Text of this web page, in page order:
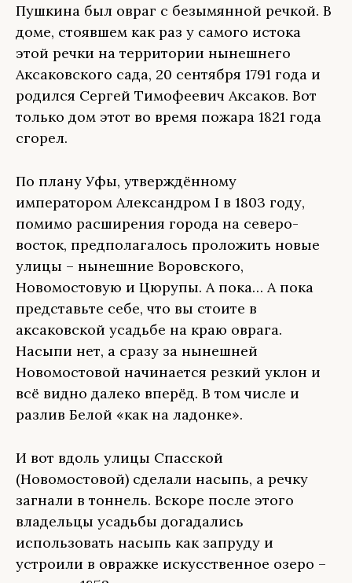
Пушкина был овраг с безымянной речкой. В
доме, стоявшем как раз у самого истока
этой речки на территории нынешнего
Аксаковского сада, 20 сентября 1791 года и
родился Сергей Тимофеевич Аксаков. Вот
только дом этот во время пожара 1821 года
сгорел.
По плану Уфы, утверждённому
императором Александром I в 1803 году,
помимо расширения города на северо-
восток, предполагалось проложить новые
улицы – нынешние Воровского,
Новомостовую и Цюрупы. А пока… А пока
представьте себе, что вы стоите в
аксаковской усадьбе на краю оврага.
Насыпи нет, а сразу за нынешней
Новомостовой начинается резкий уклон и
всё видно далеко вперёд. В том числе и
разлив Белой «как на ладонке».
И вот вдоль улицы Спасской
(Новомостовой) сделали насыпь, а речку
загнали в тоннель. Вскоре после этого
владельцы усадьбы догадались
использовать насыпь как запруду и
устроили в овражке искусственное озеро –